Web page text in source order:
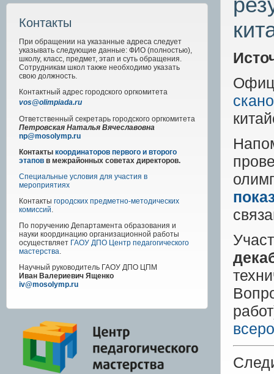
Контакты
При обращении на указанные адреса следует
указывать следующие данные: ФИО (полностью),
школу, класс, предмет, этап и суть обращения.
Сотрудникам школ также необходимо указать
свою должность.
Контактный адрес городского оргкомитета
vos@olimpiada.ru
Ответственный секретарь городского оргкомитета
Петровская Наталья Вячеславовна
np@mosolymp.ru
Контакты координаторов первого и второго
этапов в межрайонных советах директоров.
Специальные условия для участия в
мероприятиях
Контакты городских предметно-методических
комиссий.
По поручению Департамента образования и
науки координацию организационной работы
осуществляет ГАОУ ДПО Центр педагогического
мастерства.
Научный руководитель ГАОУ ДПО ЦПМ
Иван Валериевич Ященко
iv@mosolymp.ru